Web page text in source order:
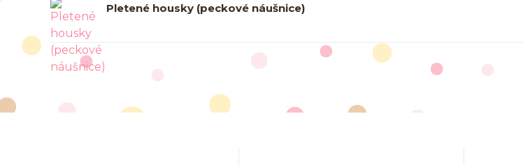
Pletené housky (peckové náušnice)